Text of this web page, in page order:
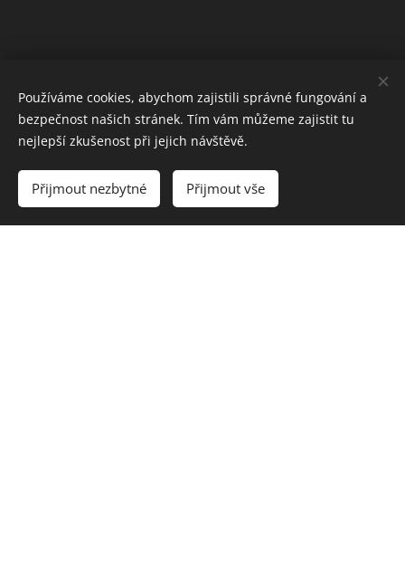
Používáme cookies, abychom zajistili správné fungování a
bezpečnost našich stránek. Tím vám můžeme zajistit tu
nejlepší zkušenost při jejich návštěvě.
Přijmout nezbytné Přijmout vše